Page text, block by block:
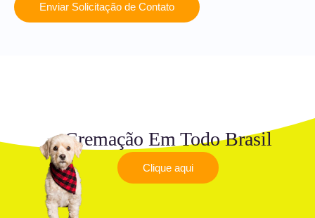
Enviar Solicitação de Contato
Cremação Em Todo Brasil
Clique aqui